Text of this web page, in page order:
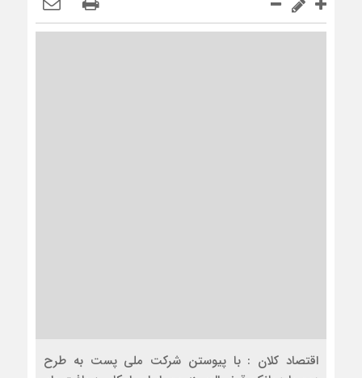
اقتصاد کلان : با پیوستن شرکت ملی پست به طرح